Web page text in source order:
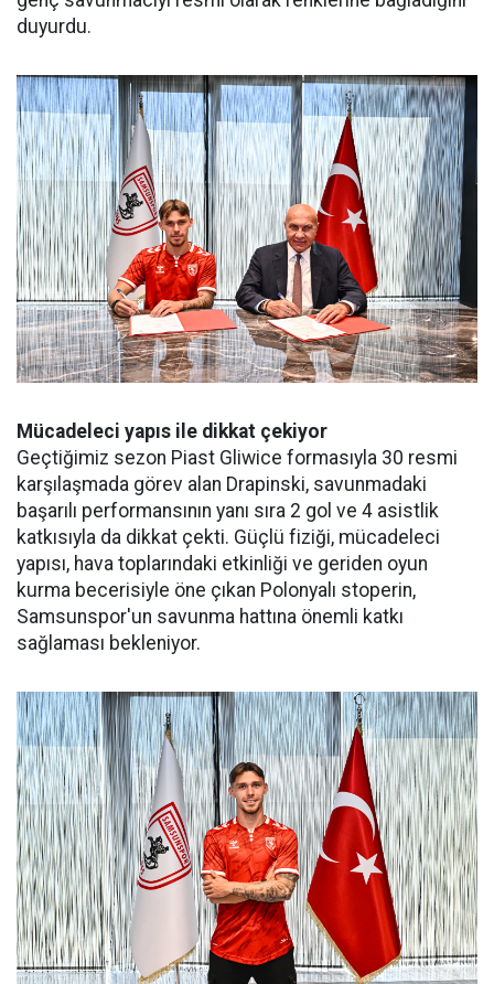
duyurdu.
Mücadeleci yapıs ile dikkat çekiyor
Geçtiğimiz sezon Piast Gliwice formasıyla 30 resmi
karşılaşmada görev alan Drapinski, savunmadaki
başarılı performansının yanı sıra 2 gol ve 4 asistlik
katkısıyla da dikkat çekti. Güçlü fiziği, mücadeleci
yapısı, hava toplarındaki etkinliği ve geriden oyun
kurma becerisiyle öne çıkan Polonyalı stoperin,
Samsunspor'un savunma hattına önemli katkı
sağlaması bekleniyor.